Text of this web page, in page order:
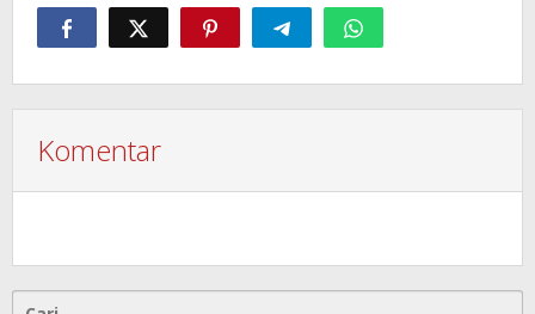
Komentar